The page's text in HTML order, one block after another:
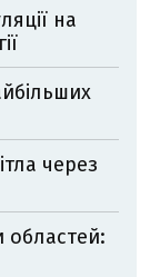
на
через
областей: